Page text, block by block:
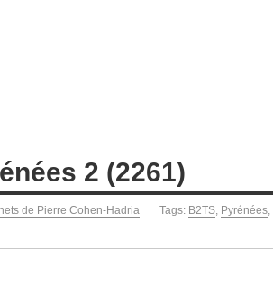
2 (2261)
de Pierre Cohen-Hadria Tags: B2TS, Pyrénées,